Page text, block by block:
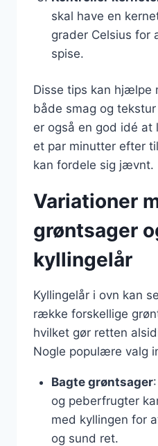
skal have en
grader Celsius for
spise.
Disse tips kan hjælpe
både smag og
er også en god idé at
et par minutter efter
kan fordele sig jævnt.
Variationer
grøntsager
kyllingelår
Kyllingelår i ovn kan
række forskellige
hvilket gør retten
Nogle populære valg
Bagte grøntsager
og peberfrugter
med kyllingen for
og sund ret.